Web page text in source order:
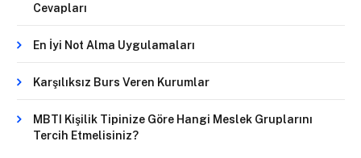
Cevapları
En İyi Not Alma Uygulamaları
Karşılıksız Burs Veren Kurumlar
MBTI Kişilik Tipinize Göre Hangi Meslek Gruplarını
Tercih Etmelisiniz?